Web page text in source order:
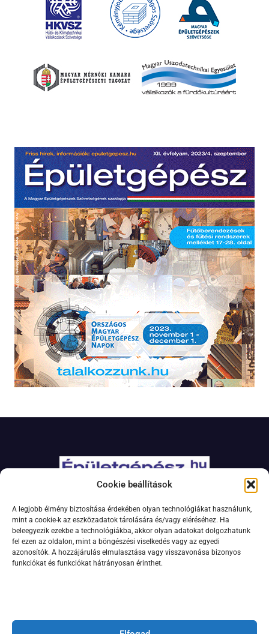
Cookie beállítások
A legjobb élmény biztosítása érdekében olyan technológiákat használunk,
mint a cookie-k az eszközadatok tárolására és/vagy eléréséhez. Ha
beleegyezik ezekbe a technológiákba, akkor olyan adatokat dolgozhatunk
fel ezen az oldalon, mint a böngészési viselkedés vagy az egyedi
azonosítók. A hozzájárulás elmulasztása vagy visszavonása bizonyos
funkciókat és funkciókat hátrányosan érinthet.
Adatkezelési szabályzat
Jogi nyilatkozat
Kapcsolat
Impresszum